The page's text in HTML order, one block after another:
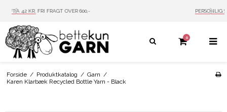
PERSONLIG SERVICE MAIL: INFO@BETTEKUN.DK
0
Forside / Produktkatalog / Garn /
Karen Klarbæk Recycled Bottle Yarn - Black